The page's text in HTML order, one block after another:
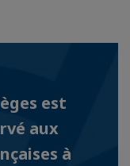
est
aux
à